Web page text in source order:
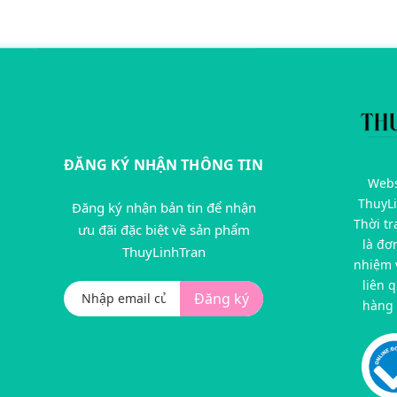
ĐĂNG KÝ NHẬN THÔNG TIN
Đăng ký nhận bản tin để nhận
ưu đãi đặc biệt về sản phẩm
ThuyLinhTran
Đăng ký
Thời
là
nhiệm
liên